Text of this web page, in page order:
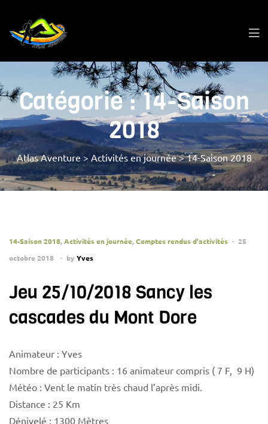
Catégorie :14-Saison
2018
Atlas Aventure > Activités en journée>14-Saison 2018
14-Saison 2018,Activités en journée,Comptes rendus d'activités
25
octobre 2018
by Yves
Jeu 25/10/2018 Sancy les
cascades du Mont Dore
Animateur : Yves
Nombre de participants : 16 animateur compris ( 7 F, 9 H)
Météo : Vent le matin très chaud l’après midi.
Distance : 25 Km
Dénivelé : 1300 Mètres